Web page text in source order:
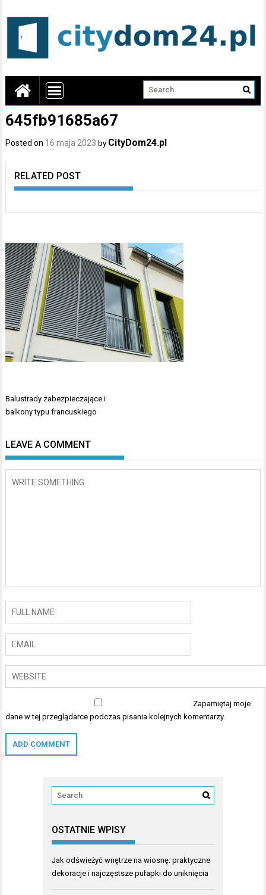
645fb91685a67
Posted on 16 maja 2023 by CityDom24.pl
RELATED POST
Nawigacja
wpisu
Balustrady zabezpieczające i
balkony typu francuskiego
LEAVE A COMMENT
Zapamiętaj moje
dane w tej przeglądarce podczas pisania kolejnych komentarzy.
OSTATNIE WPISY
Jak odświeżyć wnętrze na wiosnę: praktyczne
dekoracje i najczęstsze pułapki do uniknięcia